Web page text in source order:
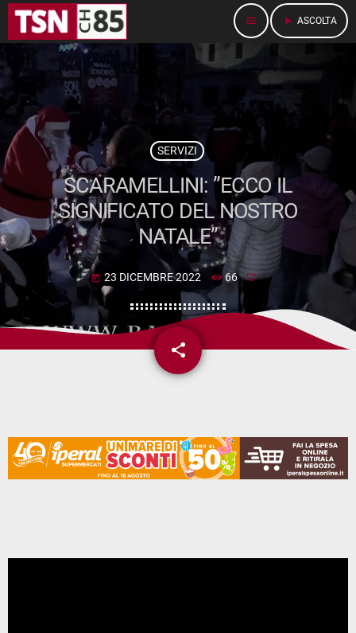
menu play_arrow ASCOLTA
SERVIZI
SCARAMELLINI: ”ECCO IL
SIGNIFICATO DEL NOSTRO
NATALE”
today 23 DICEMBRE 2022 66
share
email